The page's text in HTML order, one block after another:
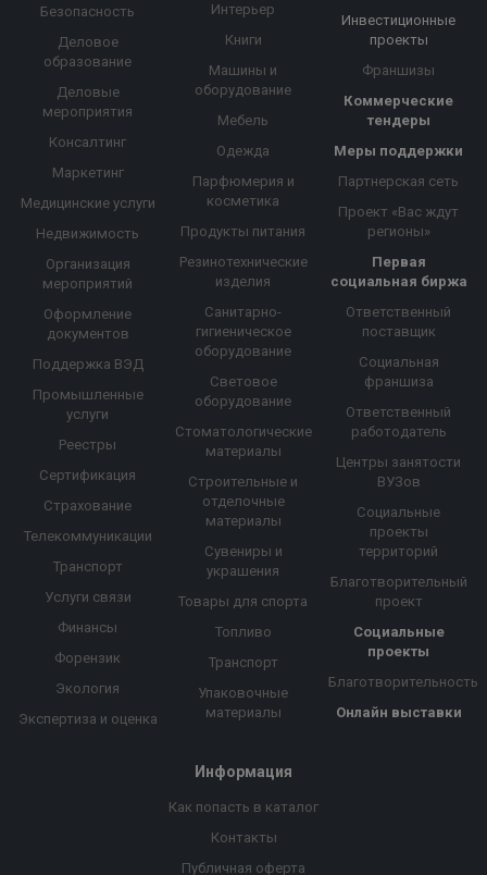
Безопасность
Деловое
образование
Деловые
мероприятия
Консалтинг
Маркетинг
Медицинские услуги
Недвижимость
Организация
мероприятий
Оформление
документов
Поддержка ВЭД
Промышленные
услуги
Реестры
Сертификация
Страхование
Телекоммуникации
Транспорт
Услуги связи
Финансы
Форензик
Экология
Экспертиза и оценка
Интерьер
Книги
Машины и
оборудование
Мебель
Одежда
Парфюмерия и
косметика
Продукты питания
Резинотехнические
изделия
Санитарно-
гигиеническое
оборудование
Световое
оборудование
Стоматологические
материалы
Строительные и
отделочные
материалы
Сувениры и
украшения
Товары для спорта
Топливо
Транспорт
Упаковочные
материалы
Инвестиционные
проекты
Франшизы
Коммерческие
тендеры
Меры поддержки
Партнерская сеть
Проект «Вас ждут
регионы»
Первая
социальная биржа
Ответственный
поставщик
Социальная
франшиза
Ответственный
работодатель
Центры занятости
ВУЗов
Социальные
проекты
территорий
Благотворительный
проект
Социальные
проекты
Благотворительность
Онлайн выставки
Информация
Как попасть в каталог
Контакты
Публичная оферта